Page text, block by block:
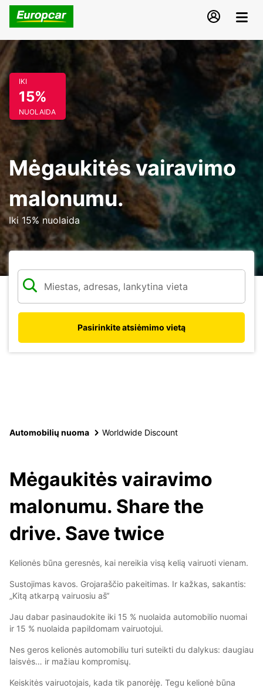
IKI
15%
NUOLAIDA
Mėgaukitės vairavimo
malonumu.
Iki 15% nuolaida
Pasirinkite atsiėmimo vietą
Automobilių nuoma Worldwide Discount
Mėgaukitės vairavimo
malonumu. Share the
drive. Save twice
Kelionės būna geresnės, kai nereikia visą kelią vairuoti vienam.
Sustojimas kavos. Grojaraščio pakeitimas. Ir kažkas, sakantis:
„Kitą atkarpą vairuosiu aš“
Jau dabar pasinaudokite iki 15 % nuolaida automobilio nuomai
ir 15 % nuolaida papildomam vairuotojui.
Nes geros kelionės automobiliu turi suteikti du dalykus: daugiau
laisvės… ir mažiau kompromisų.
Keiskitės vairuotojais, kada tik panorėję. Tegu kelionė būna